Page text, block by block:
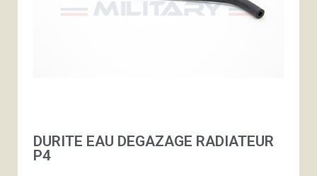
DURITE EAU DEGAZAGE RADIATEUR
P4